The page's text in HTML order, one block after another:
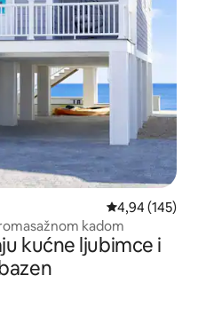
Prosječna
4,94 (145)
kadom
kućne ljubimce i